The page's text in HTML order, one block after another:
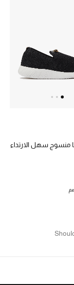
منسوج سهل الارتداء